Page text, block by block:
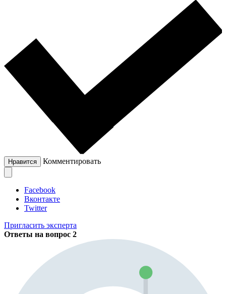
Нравится Комментировать
Facebook
Вконтакте
Twitter
Пригласить эксперта
Ответы на вопрос 2